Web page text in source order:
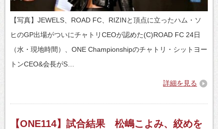
【写真】JEWELS、ROAD FC、RIZINと頂点に立ったハム・ソ
ヒのGP出場がついにチャトリCEOが認めた(C)ROAD FC 24日
（水・現地時間）、ONE Championshipのチャトリ・シットヨー
トンCEO&会長がS…
詳細を見る
【ONE114】試合結果 松嶋こよみ、絞めを